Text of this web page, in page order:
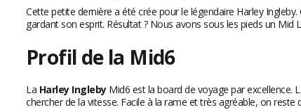
Cette petite dernière a été crée pour le légendaire Harley
gardant son esprit. Résultat ? Nous avons sous les pieds un Mid
Profil de la Mid6
La Harley InglebyMid6 est la board de voyage par excellence.
chercher de la vitesse. Facile à la rame et très agréable, on reste